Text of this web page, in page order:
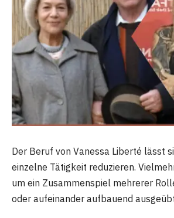
Der Beruf von Vanessa Liberté lässt
einzelne Tätigkeit reduzieren.
um ein Zusammenspiel mehrerer
oder aufeinander aufbauend